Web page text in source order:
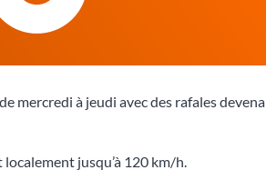
mercredi à jeudi avec des rafales
jusqu’à 120 km/h.